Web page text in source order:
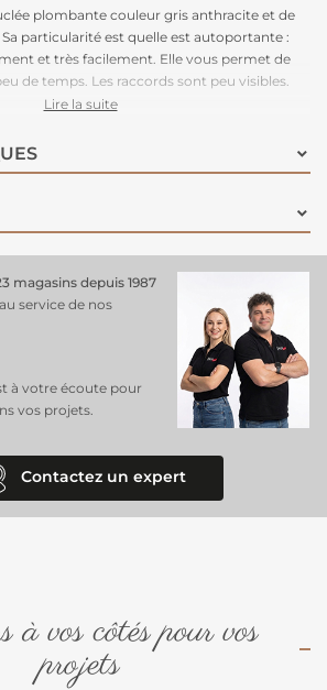
plombante couleur gris anthracite et de
particularité est quelle est autoportante :
et très facilement. Elle vous permet de
de temps. Les raccords sont peu visibles.
moquette est que la pose de celle-ci est très
Lire la suite
magasins depuis 1987
au service de nos
à votre écoute pour
vos projets.
Contactez un expert
à vos côtés pour vos
projets